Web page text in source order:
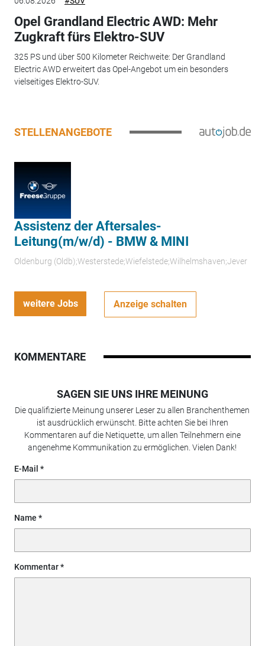
Opel Grandland Electric AWD: Mehr
Zugkraft fürs Elektro-SUV
325 PS und über 500 Kilometer Reichweite: Der Grandland
Electric AWD erweitert das Opel-Angebot um ein besonders
vielseitiges Elektro-SUV.
STELLENANGEBOTE
Assistenz der Aftersales-
Leitung(m/w/d) - BMW & MINI
Oldenburg (Oldb);Westerstede;Wiefelstede;Wilhelmshaven;Jever
weitere Jobs Anzeige schalten
KOMMENTARE
SAGEN SIE UNS IHRE MEINUNG
Die qualifizierte Meinung unserer Leser zu allen Branchenthemen
ist ausdrücklich erwünscht. Bitte achten Sie bei Ihren
Kommentaren auf die Netiquette, um allen Teilnehmern eine
angenehme Kommunikation zu ermöglichen. Vielen Dank!
E-Mail
Name
Kommentar